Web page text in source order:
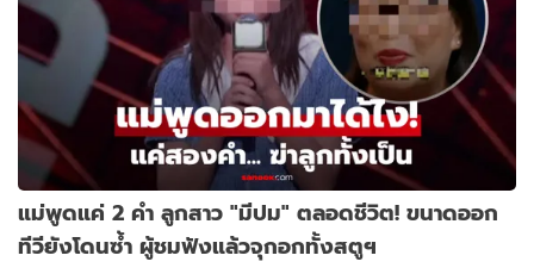
แม่พูดแค่ 2 คำ ลูกสาว "มีปม" ตลอดชีวิต! ขนาดออก
ทีวียังโดนซ้ำ ผู้ชมฟังแล้วจุกอกทั้งสตูฯ